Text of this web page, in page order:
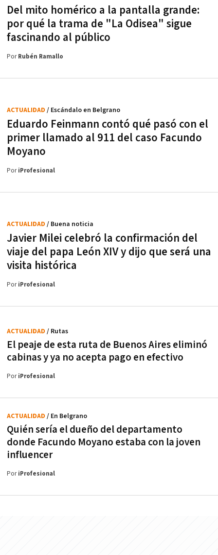
Del mito homérico a la pantalla grande:
por qué la trama de "La Odisea" sigue
fascinando al público
PorRubén Ramallo
Eduardo Feinmann contó qué pasó con el
primer llamado al 911 del caso Facundo
Moyano
ACTUALIDAD / Escándalo en Belgrano
PoriProfesional
Javier Milei celebró la confirmación del
viaje del papa León XIV y dijo que será una
visita histórica
ACTUALIDAD / Buena noticia
PoriProfesional
El peaje de esta ruta de Buenos Aires eliminó
cabinas y ya no acepta pago en efectivo
ACTUALIDAD / Rutas
PoriProfesional
Quién sería el dueño del departamento
donde Facundo Moyano estaba con la joven
influencer
ACTUALIDAD / En Belgrano
PoriProfesional